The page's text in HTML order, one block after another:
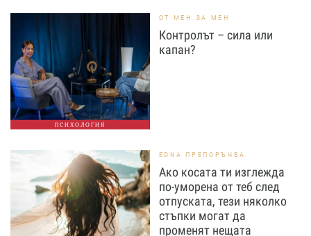
ПСИХОЛОГИЯ
ОТ МЕН ЗА МЕН
Контролът – сила или
капан?
EDNA ПРЕПОРЪЧВА
Ако косата ти изглежда
по-уморена от теб след
отпуската, тези няколко
стъпки могат да
променят нещата